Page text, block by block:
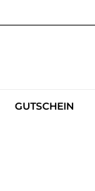
GUTSCHEIN